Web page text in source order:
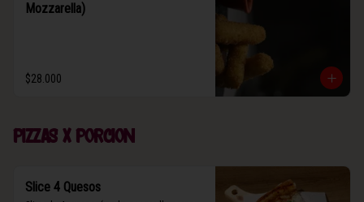
Mozzarella)
$28.000
Pizzas x porcion
Slice 4 Quesos